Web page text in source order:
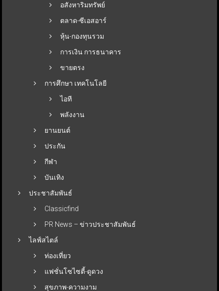
อสังหาริมทรัพย์
ตลาด-ซีเอสอาร์
หุ้น-กองทุนรวม
การเงิน การธนาคาร
ขายตรง
การศึกษา เทคโนโลยี
ไอที
พลังงาน
ยานยนต์
ประกัน
กีฬา
บันเทิง
ประชาสัมพันธ์
Classicfind
PR News – ข่าวประชาสัมพันธ์
ไลฟ์สไตล์
ท่องเที่ยว
แฟชั่นโซไซตี้-ดูดวง
สุขภาพ-ความงาม